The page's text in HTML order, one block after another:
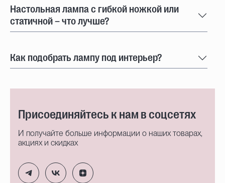
Настольная лампа с гибкой ножкой или
статичной – что лучше?
Как подобрать лампу под интерьер?
Присоединяйтесь к нам в соцсетях
И получайте больше информации о наших товарах,
акциях и скидках